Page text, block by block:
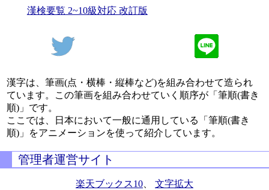
漢検要覧 2~10級対応 改訂版
漢字は、筆画(点・横棒・縦棒など)を組み合わせて造られ
ています。この筆画を組み合わせていく順序が「筆順(書き
順)」です。
ここでは、日本において一般に通用している「筆順(書き
順)」をアニメーションを使って紹介しています。
管理者運営サイト
楽天ブックス10 文字拡大